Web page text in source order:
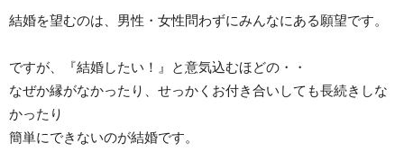
結婚を望むのは、男性・女性問わずにみんなにある願望です。
ですが、『結婚したい！』と意気込むほどの・・
なぜか縁がなかったり、せっかくお付き合いしても長続きしな
かったり
簡単にできないのが結婚です。